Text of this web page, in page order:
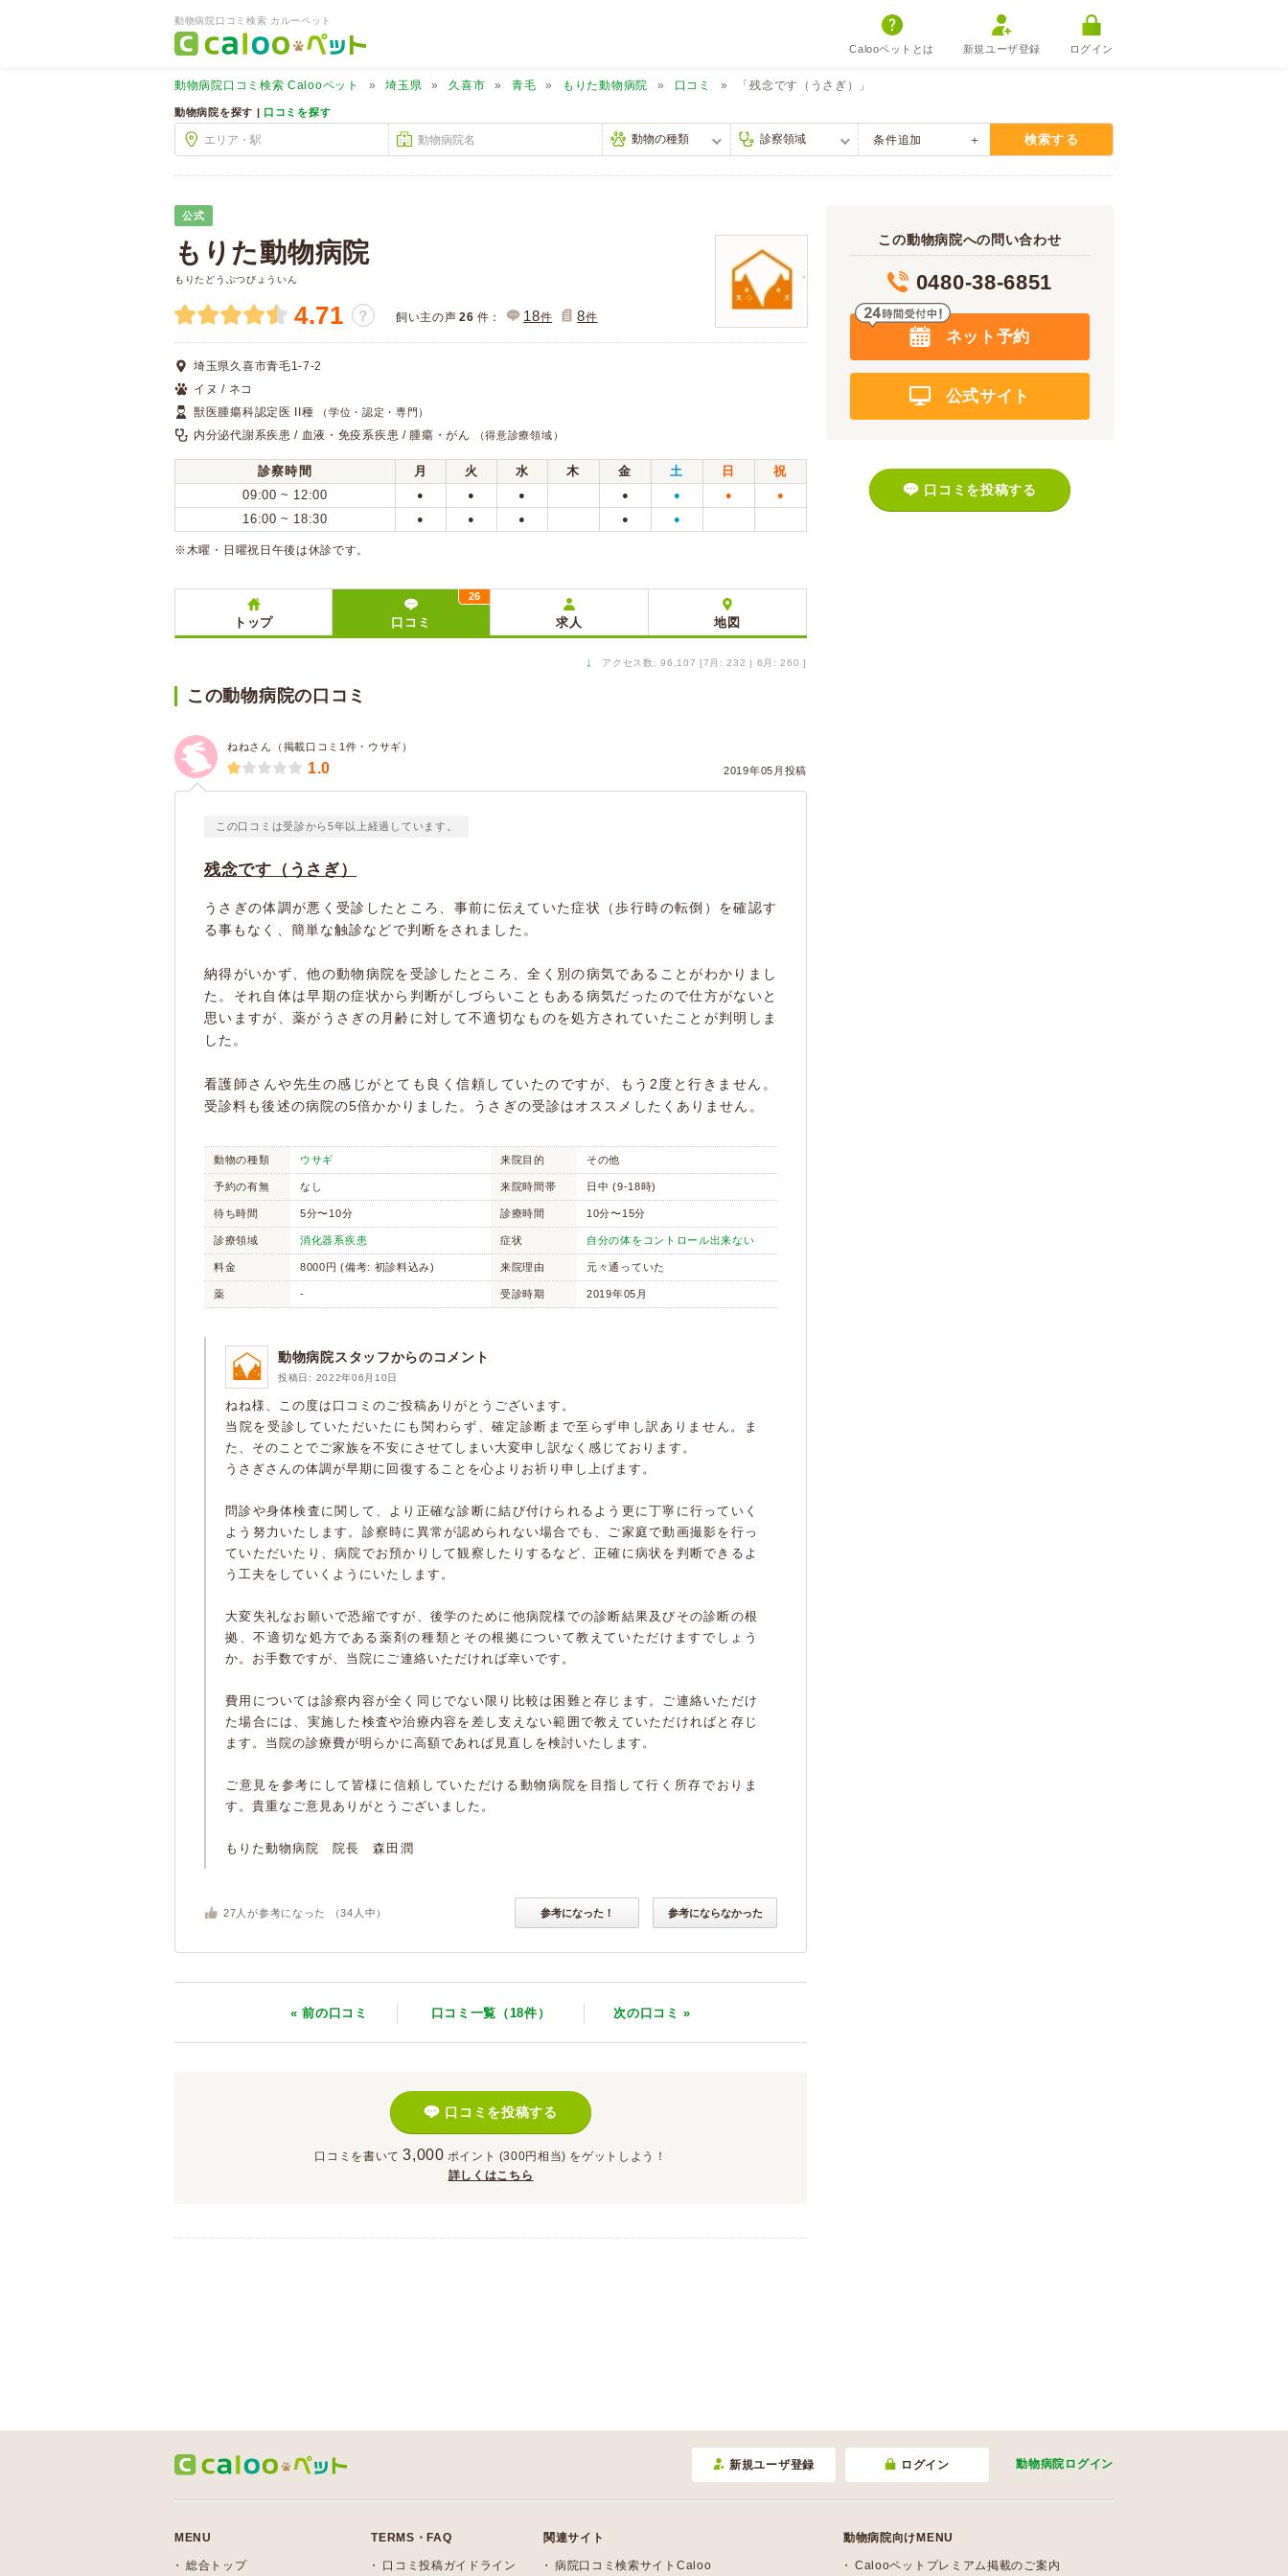
動物病院口コミ検索 カルーペット
Calooペットとは 新規ユーザ登録 ログイン
動物病院口コミ検索 Calooペット 埼玉県 久喜市 青毛 もりた動物病院 口コミ 「残念です（うさぎ）」
動物病院を探す | 口コミを探す
条件追加 検索する
公式
もりた動物病院
もりたどうぶつびょういん
4.71 ？ 飼い主の声 26 件： 18件 8件
埼玉県久喜市青毛1-7-2
イヌ / ネコ
獣医腫瘍科認定医 II種
（学位・認定・専門）
内分泌代謝系疾患 / 血液・免疫系疾患 / 腫瘍・がん （得意診療領域）
診察時間 月 火 水 木 金 土 日
祝
09:00 ~ 12:00
● ● ● ● ● ● ●
16:00 ~ 18:30 ● ● ● ● ●
※木曜・日曜祝日午後は休診です。
トップ 口コミ
26
求人 地図
↓ アクセス数: 96,107 [7月: 232 | 6月: 260 ]
この動物病院の口コミ
ねねさん（掲載口コミ1件・ウサギ）
2019年05月投稿
1.0
この口コミは受診から5年以上経過しています。
残念です（うさぎ）
うさぎの体調が悪く受診したところ、事前に伝えていた症状（歩行時の転倒）を確認す
る事もなく、簡単な触診などで判断をされました。
納得がいかず、他の動物病院を受診したところ、全く別の病気であることがわかりまし
た。それ自体は早期の症状から判断がしづらいこともある病気だったので仕方がないと
思いますが、薬がうさぎの月齢に対して不適切なものを処方されていたことが判明しま
した。
看護師さんや先生の感じがとても良く信頼していたのですが、もう2度と行きません。
受診料も後述の病院の5倍かかりました。うさぎの受診はオススメしたくありません。
動物の種類 ウサギ 来院目的 その他
予約の有無 なし 来院時間帯 日中 (9-18時)
待ち時間 5分〜10分 診療時間 10分〜15分
診療領域 消化器系疾患 症状 自分の体をコントロール出来ない
料金 8000円 (備考: 初診料込み) 来院理由 元々通っていた
薬 - 受診時期 2019年05月
動物病院スタッフからのコメント
投稿日: 2022年06月10日
ねね様、この度は口コミのご投稿ありがとうございます。
当院を受診していただいたにも関わらず、確定診断まで至らず申し訳ありません。ま
た、そのことでご家族を不安にさせてしまい大変申し訳なく感じております。
うさぎさんの体調が早期に回復することを心よりお祈り申し上げます。
問診や身体検査に関して、より正確な診断に結び付けられるよう更に丁寧に行っていく
よう努力いたします。診察時に異常が認められない場合でも、ご家庭で動画撮影を行っ
ていただいたり、病院でお預かりして観察したりするなど、正確に病状を判断できるよ
う工夫をしていくようにいたします。
大変失礼なお願いで恐縮ですが、後学のために他病院様での診断結果及びその診断の根
拠、不適切な処方である薬剤の種類とその根拠について教えていただけますでしょう
か。お手数ですが、当院にご連絡いただければ幸いです。
費用については診察内容が全く同じでない限り比較は困難と存じます。ご連絡いただけ
た場合には、実施した検査や治療内容を差し支えない範囲で教えていただければと存じ
ます。当院の診療費が明らかに高額であれば見直しを検討いたします。
ご意見を参考にして皆様に信頼していただける動物病院を目指して行く所存でおりま
す。貴重なご意見ありがとうございました。
もりた動物病院 院長 森田潤
27 人が参考になった （34 人中） 参考になった！ 参考にならなかった
« 前の口コミ 口コミ一覧（18件） 次の口コミ »
口コミを投稿する
口コミを書いて 3,000 ポイント (300円相当) をゲットしよう！
詳しくはこちら
この動物病院への問い合わせ
0480-38-6851
ネット予約
公式サイト
口コミを投稿する
新規ユーザ登録 ログイン 動物病院 ログイン
MENU
総合トップ
TERMS・FAQ
口コミ投稿ガイドライン
関連サイト
病院口コミ検索サイトCaloo
動物病院向けMENU
Calooペットプレミアム掲載のご案内